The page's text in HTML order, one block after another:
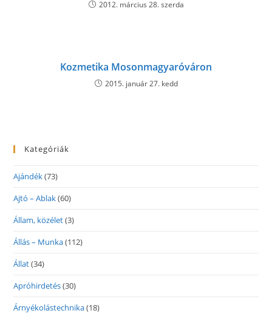
2012. március 28. szerda
Kozmetika Mosonmagyaróváron
2015. január 27. kedd
Kategóriák
Ajándék(73)
Ajtó – Ablak(60)
Állam, közélet(3)
Állás – Munka(112)
Állat(34)
Apróhirdetés(30)
Árnyékolástechnika(18)